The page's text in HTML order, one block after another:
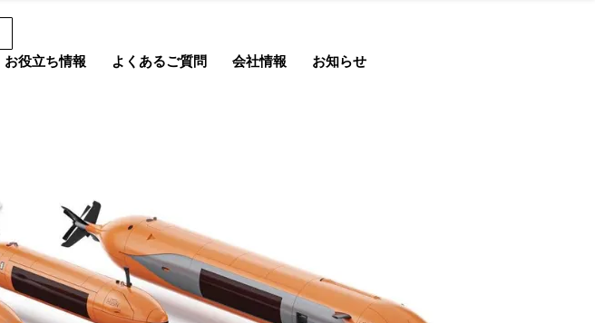
お役立ち情報 よくあるご質問 会社情報 お知らせ